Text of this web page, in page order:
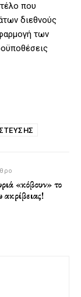
που
διεθνούς
των
«κόβουν» το
ακρίβειας!